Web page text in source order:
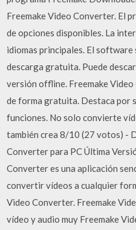
Freemake Video Converter. El
de opciones disponibles. La
idiomas principales. El software
descarga gratuita. Puede
versión offline. Freemake
de forma gratuita. Destaca por
funciones. No solo convierte
también crea 8/10 (27 votos) -
Converter para PC Última
Converter es una aplicación
convertir vídeos a cualquier
Video Converter. Freemake
vídeo y audio muy Freemake